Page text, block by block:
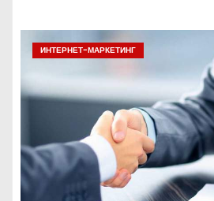
ИНТЕРНЕТ-МАРКЕТИНГ